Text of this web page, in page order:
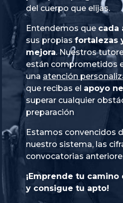
del cuerpo que elijas.
Entendemos que cada
sus propias fortalezas
mejora. Nuestros
están comprometidos
una atención
que recibas el apoyo
superar cualquier
preparación
Estamos convencidos
nuestro sistema, las
convocatorias
¡Emprende tu
y consigue tu apto!